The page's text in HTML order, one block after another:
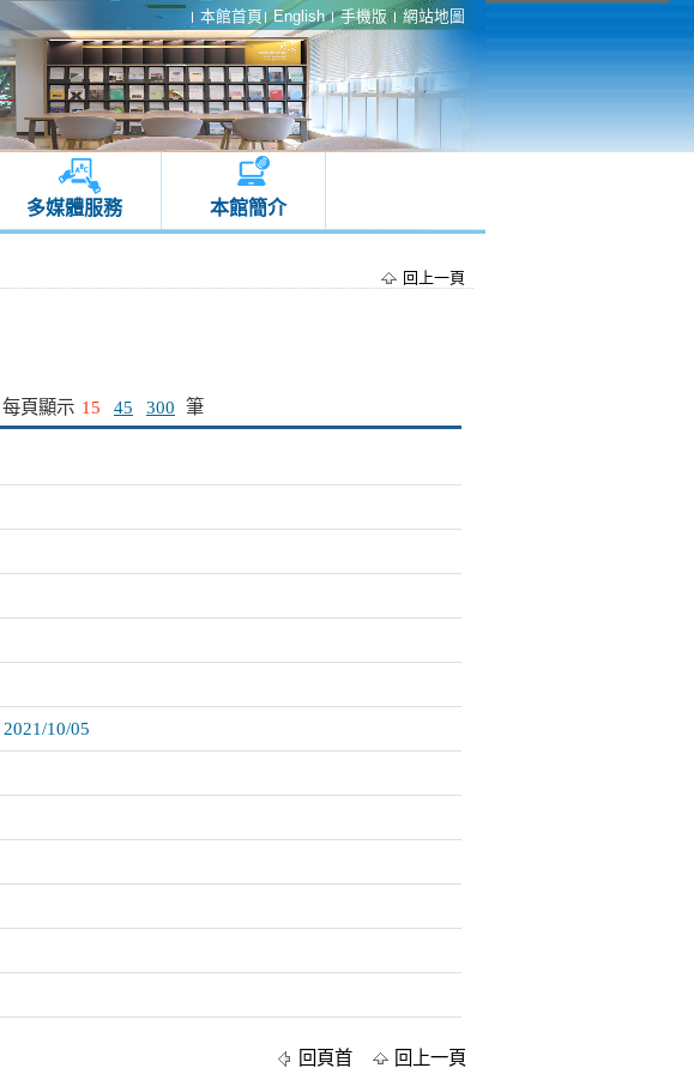
本館首頁 English 手機版 網站地圖
多媒體服務 本館簡介
回上一頁
每頁顯示 15 45 300 筆
2021/10/05
回頁首 回上一頁